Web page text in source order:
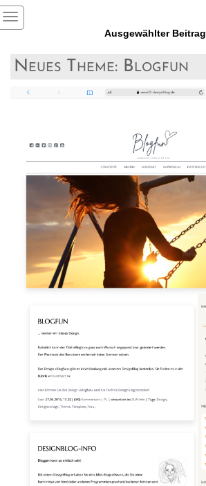
Ausgewählter Beitrag
Neues Theme: Blogfun